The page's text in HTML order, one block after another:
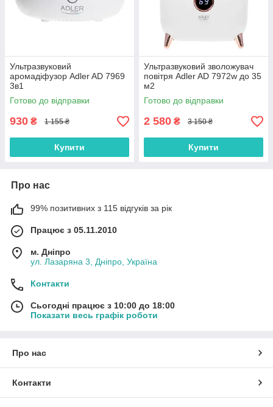
Ультразвуковий
аромадіфузор Adler AD 7969
3в1
Готово до відправки
930 ₴ 1 155 ₴
Купити
Ультразвуковий зволожувач
повітря Adler AD 7972w до 35
м2
Готово до відправки
2 580 ₴ 3 150 ₴
Купити
Про нас
99% позитивних з 115 відгуків за рік
Працює з 05.11.2010
м. Дніпро
ул. Лазаряна 3, Дніпро, Україна
Контакти
Сьогодні працює з 10:00 до 18:00
Показати весь графік роботи
Про нас
Контакти